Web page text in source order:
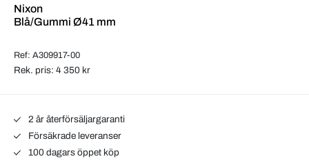
Nixon
Blå/Gummi Ø41 mm
Ref: A309917-00
Rek. pris: 4 350 kr
2 år återförsäljargaranti
Försäkrade leveranser
100 dagars öppet köp